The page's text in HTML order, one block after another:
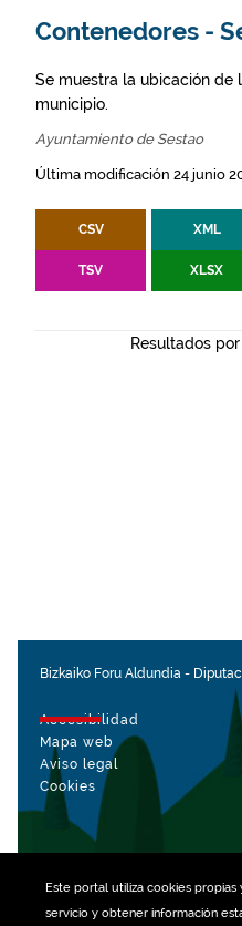
Este portal utiliza cookiespropias
servicio y obtener información
Contenedores -
Se muestra la ubicación de
municipio.
Ayuntamiento de Sestao
Última modificación 24 junio
CSV XML
TSV XLSX
Resultados
Bizkaiko Foru Aldundia -
Accesibilidad
Mapa web
Aviso legal
Cookies